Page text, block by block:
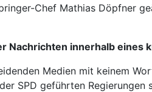
Chef Mathias Döpfner
Nachrichten innerhalb eines
Medien mit keinem
SPD geführten